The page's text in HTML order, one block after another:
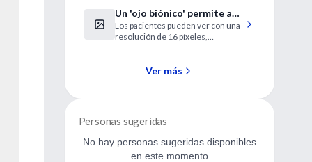
Un 'ojo biónico' permite a
seis ciegos recobrar
parcialmente la visión
Los pacientes pueden ver con una
resolución de 16 píxeles,
Ver más
Personas sugeridas
No hay personas sugeridas disponibles
en este momento